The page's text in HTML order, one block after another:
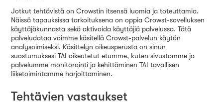
Jotkut tehtävistä on Crowstin itsensä luomia ja toteuttamia.
Näissä tapauksissa tarkoituksena on oppia Crowst-sovelluksen
käyttäjäkunnasta sekä aktivoida käyttäjiä palvelussa. Tätä
palveludataa voimme käsitellä Crowst-palvelun käytön
analysoimiseksi. Käsittelyn oikeusperusta on sinun
suostumuksesi TAI oikeutetut etumme, kuten sivustomme ja
palvelumme monitorointi ja kehittäminen TAI tavallisen
liiketoimintamme harjoittaminen.
Tehtävien vastaukset